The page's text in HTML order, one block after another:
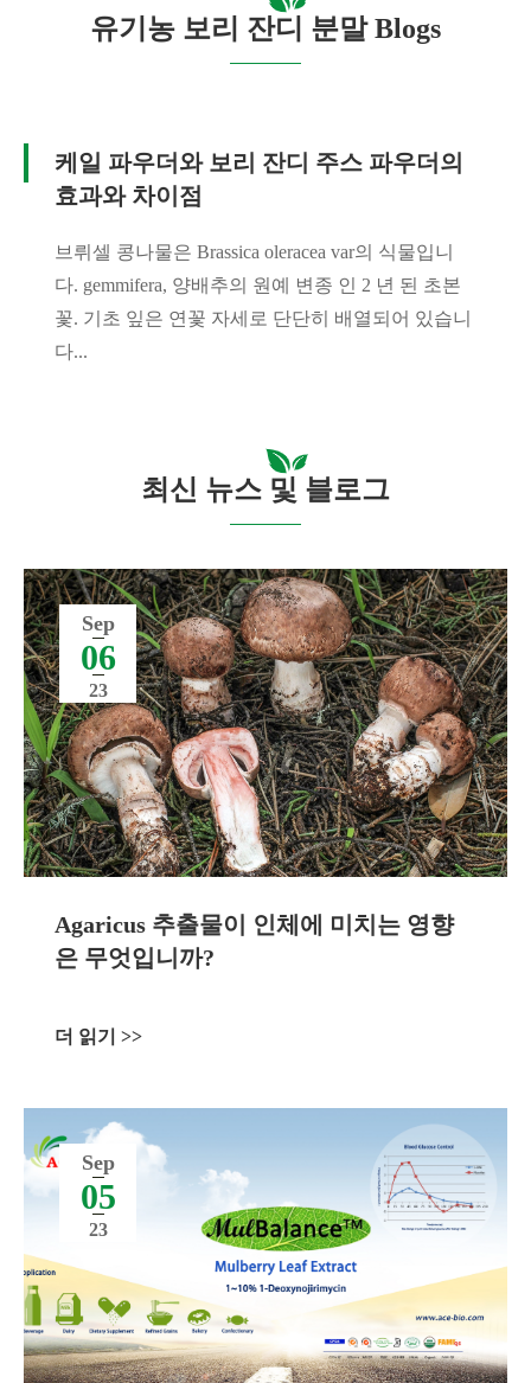
유기농 보리 잔디 분말 Blogs
케일 파우더와 보리 잔디 주스 파우더의
효과와 차이점
브뤼셀 콩나물은 Brassica oleracea var의 식물입니
다. gemmifera, 양배추의 원예 변종 인 2 년 된 초본
꽃. 기초 잎은 연꽃 자세로 단단히 배열되어 있습니
다...
최신 뉴스 및 블로그
Sep
06
23
Agaricus 추출물이 인체에 미치는 영향
은 무엇입니까?
더 읽기 >>
Sep
05
23